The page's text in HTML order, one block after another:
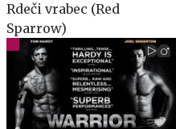
Rdeči vrabec (Red
Sparrow)